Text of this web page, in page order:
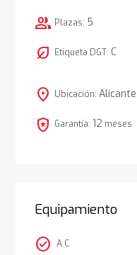
group Plazas: 5
nest_eco_leaf Etiqueta DGT: C
location_on Ubicación: Alicante
local_police Garantía: 12 meses
Equipamiento
check_circle A.C